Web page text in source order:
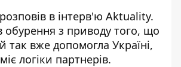
в інтерв'ю Aktuality.
обурення з приводу того, що
так вже допомогла Україні,
логіки партнерів.